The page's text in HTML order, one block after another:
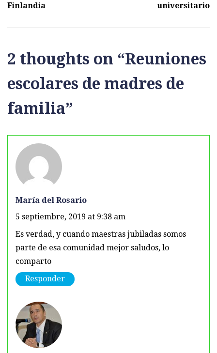
Finlandia
universitario
2 thoughts on “Reuniones
escolares de madres de
familia”
María del Rosario
5 septiembre, 2019 at 9:38 am
Es verdad, y cuando maestras jubiladas somos
parte de esa comunidad mejor saludos, lo
comparto
Responder